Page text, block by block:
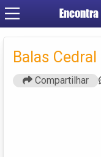
Encontra
Balas Cedral
Compartilhar